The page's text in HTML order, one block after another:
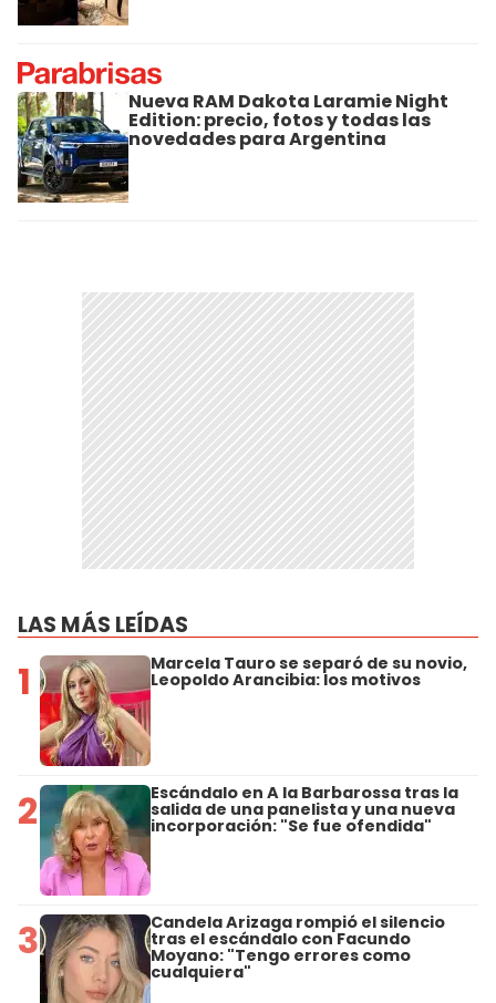
Nueva RAM Dakota Laramie Night
Edition: precio, fotos y todas las
novedades para Argentina
LAS MÁS LEÍDAS
1 Marcela Tauro se separó de su novio,
Leopoldo Arancibia: los motivos
2 Escándalo en A la Barbarossa tras la
salida de una panelista y una nueva
incorporación: "Se fue ofendida"
3 Candela Arizaga rompió el silencio
tras el escándalo con Facundo
Moyano: "Tengo errores como
cualquiera"